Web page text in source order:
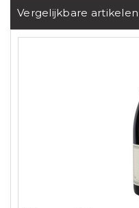
Vergelijkbare artikelen